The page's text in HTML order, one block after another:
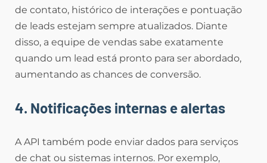
de contato, histórico de interações e pontuação
de leads estejam sempre atualizados. Diante
disso, a equipe de vendas sabe exatamente
quando um lead está pronto para ser abordado,
aumentando as chances de conversão.
4. Notificações internas e alertas
A API também pode enviar dados para serviços
de chat ou sistemas internos. Por exemplo,